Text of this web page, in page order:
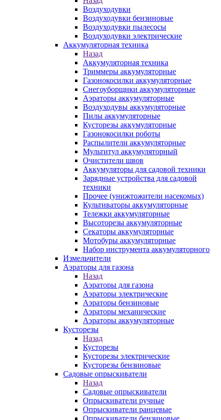
Воздуходувки
Воздуходувки бензиновые
Воздуходувки пылесосы
Воздуходувки электрические
Аккумуляторная техника
Назад
Аккумуляторная техника
Триммеры аккумуляторные
Газонокосилки аккумуляторные
Снегоуборщики аккумуляторные
Аэраторы аккумуляторные
Воздуходувы аккумуляторные
Пилы аккумуляторные
Кусторезы аккумуляторные
Газонокосилки роботы
Распылители аккумуляторные
Мультитул аккумуляторный
Очистители швов
Аккумуляторы для садовой техники
Зарядные устройства для садовой
техники
Прочее (унижтожители насекомых)
Культиваторы аккумуляторные
Тележки аккумуляторные
Высоторезы аккумуляторные
Секаторы аккумуляторные
Мотобуры аккумуляторные
Набор инструмента аккумуляторного
Измельчители
Аэраторы для газона
Назад
Аэраторы для газона
Аэраторы электрические
Аэраторы бензиновые
Аэраторы механические
Аэраторы аккумуляторные
Кусторезы
Назад
Кусторезы
Кусторезы электрические
Кусторезы бензиновые
Садовые опрыскиватели
Назад
Садовые опрыскиватели
Опрыскиватели ручные
Опрыскиватели ранцевые
Опрыскиватели бензиновые